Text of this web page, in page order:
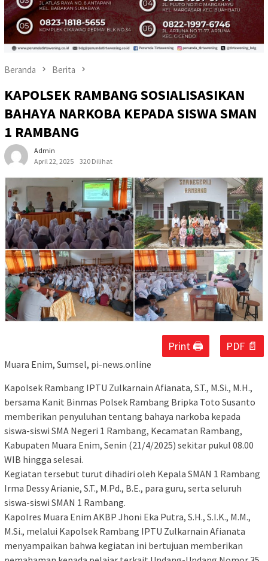
Beranda Berita
KAPOLSEK RAMBANG SOSIALISASIKAN
BAHAYA NARKOBA KEPADA SISWA SMAN
1 RAMBANG
Admin
April 22, 2025
320 Dilihat
Print 🖨 PDF 📄
Muara Enim, Sumsel, pi-news.online
Kapolsek Rambang IPTU Zulkarnain Afianata, S.T., M.Si., M.H.,
bersama Kanit Binmas Polsek Rambang Bripka Toto Susanto
memberikan penyuluhan tentang bahaya narkoba kepada
siswa-siswi SMA Negeri 1 Rambang, Kecamatan Rambang,
Kabupaten Muara Enim, Senin (21/4/2025) sekitar pukul 08.00
WIB hingga selesai.
Kegiatan tersebut turut dihadiri oleh Kepala SMAN 1 Rambang
Irma Dessy Arianie, S.T., M.Pd., B.E., para guru, serta seluruh
siswa-siswi SMAN 1 Rambang.
Kapolres Muara Enim AKBP Jhoni Eka Putra, S.H., S.I.K., M.M.,
M.Si., melalui Kapolsek Rambang IPTU Zulkarnain Afianata
menyampaikan bahwa kegiatan ini bertujuan memberikan